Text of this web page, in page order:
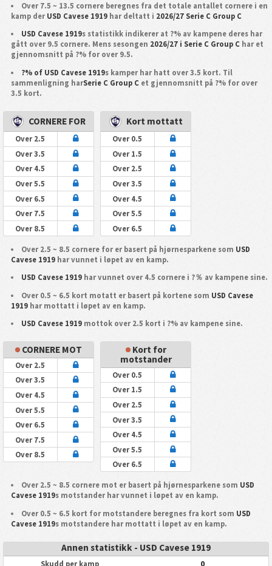
Over 7.5 ~ 13.5 cornere beregnes fra det totale antallet cornere i en
kamp der USD Cavese 1919har deltatt i 2026/27 Serie C Group C
USD Cavese 1919s statistikk indikerer at ?% av kampene deres har
gått over 9.5 cornere. Mens sesongen 2026/27 i Serie C Group Char et
gjennomsnitt på ?% for over 9.5.
?% of USD Cavese 1919s kamper har hatt over 3.5 kort. Til
sammenligning harSerie C Group Cet gjennomsnitt på ?% for over
3.5 kort.
CORNERE FOR
Over 2.5
Over 3.5
Over 4.5
Over 5.5
Over 6.5
Over 7.5
Over 8.5
Kort mottatt
Over 0.5
Over 1.5
Over 2.5
Over 3.5
Over 4.5
Over 5.5
Over 6.5
Over 2.5 ~ 8.5 cornere for er basert på hjørnesparkene som USD
Cavese 1919har vunnet i løpet av en kamp.
USD Cavese 1919 har vunnet over 4.5 cornere i ?％ av kampene sine.
Over 0.5 ~ 6.5 kort motatt er basert på kortene som USD Cavese
1919har mottatt i løpet av en kamp.
USD Cavese 1919 mottok over 2.5 kort i ?% av kampene sine.
CORNERE MOT
Over 2.5
Over 3.5
Over 4.5
Over 5.5
Over 6.5
Over 7.5
Over 8.5
Kort for
motstander
Over 0.5
Over 1.5
Over 2.5
Over 3.5
Over 4.5
Over 5.5
Over 6.5
Over 2.5 ~ 8.5 cornere mot er basert på hjørnesparkene som USD
Cavese 1919s motstander har vunnet i løpet av en kamp.
Over 0.5 ~ 6.5 kort for motstandere beregnes fra kort som USD
Cavese 1919s motstandere har mottatt i løpet av en kamp.
Annen statistikk - USD Cavese 1919
Skudd per kamp 0